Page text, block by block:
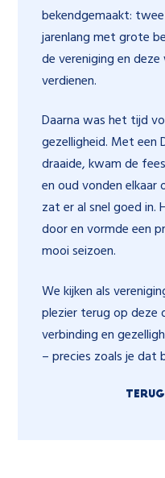
bekendgemaakt:
jarenlang met grote
de vereniging en
verdienen.
Daarna was het tijd
gezelligheid. Met een
draaide, kwam de
en oud vonden elkaar
zat er al snel goed
door en vormde een
mooi seizoen.
We kijken als
plezier terug op deze
verbinding en
– precies zoals je dat